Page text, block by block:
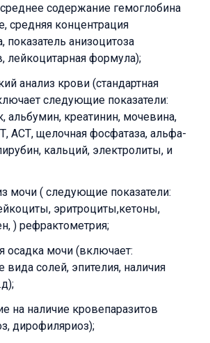
содержание гемоглобина
средняя концентрация
показатель анизоцитоза
лейкоцитарная формула);
анализ крови (стандартная
следующие показатели:
альбумин, креатинин, мочевина,
АСТ, щелочная фосфатаза, альфа-
кальций, электролиты, и
мочи ( следующие показатели:
эритроциты,кетоны,
) рефрактометрия;
осадка мочи (включает:
вида солей, эпителия, наличия
на наличие кровепаразитов
дирофиляриоз);